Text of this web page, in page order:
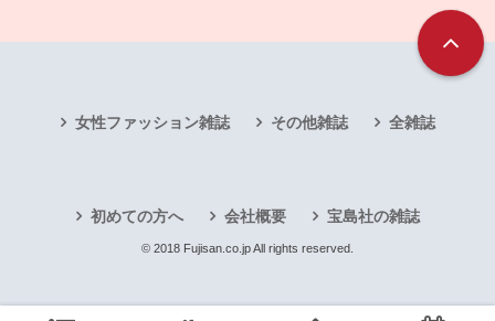
女性ファッション雑誌 その他雑誌 全雑誌
初めての方へ 会社概要 宝島社の雑誌
© 2018 Fujisan.co.jp All rights reserved.